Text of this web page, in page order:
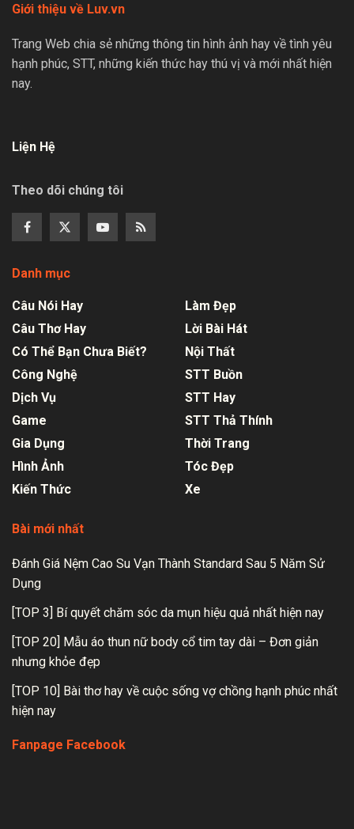
Giới thiệu về Luv.vn
Trang Web chia sẻ những thông tin hình ảnh hay về tình yêu
hạnh phúc, STT, những kiến thức hay thú vị và mới nhất hiện
nay.
Liện Hệ
Theo dõi chúng tôi
Danh mục
Câu Nói Hay
Câu Thơ Hay
Có Thể Bạn Chưa Biết?
Công Nghệ
Dịch Vụ
Game
Gia Dụng
Hình Ảnh
Kiến Thức
Làm Đẹp
Lời Bài Hát
Nội Thất
STT Buồn
STT Hay
STT Thả Thính
Thời Trang
Tóc Đẹp
Xe
Bài mới nhất
Đánh Giá Nệm Cao Su Vạn Thành Standard Sau 5 Năm Sử
Dụng
[TOP 3] Bí quyết chăm sóc da mụn hiệu quả nhất hiện nay
[TOP 20] Mẫu áo thun nữ body cổ tim tay dài – Đơn giản
nhưng khỏe đẹp
[TOP 10] Bài thơ hay về cuộc sống vợ chồng hạnh phúc nhất
hiện nay
Fanpage Facebook